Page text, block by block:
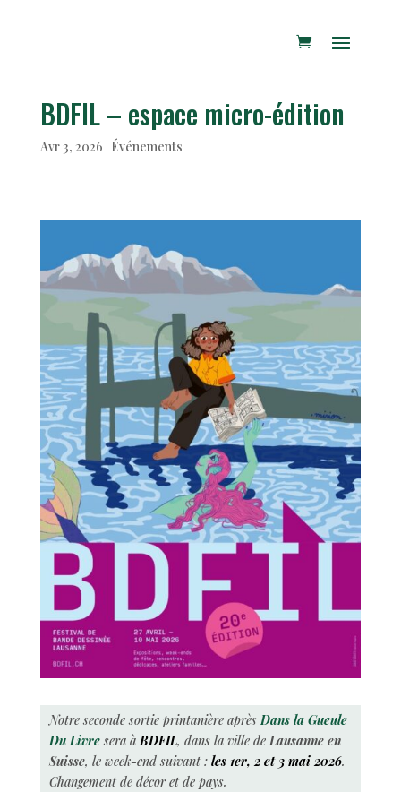
BDFIL – espace micro-édition
Avr 3, 2026 Événements
Notre seconde sortie printanière aprèsDans la Gueule
Du Livresera àBDFIL, dans la ville deLausanne en
Suisse, le week-end suivant : les 1er, 2 et 3 mai 2026.
Changement de décor et de pays.